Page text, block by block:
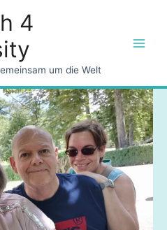
4
um die Welt